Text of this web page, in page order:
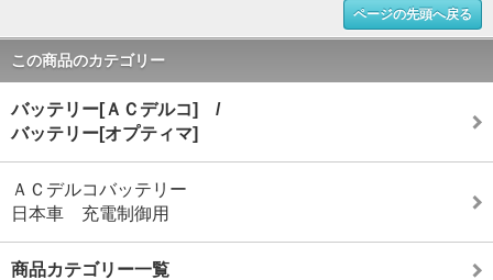
ページの先頭へ戻る
この商品のカテゴリー
バッテリー[ＡＣデルコ] /
バッテリー[オプティマ]
ＡＣデルコバッテリー
日本車 充電制御用
商品カテゴリー一覧